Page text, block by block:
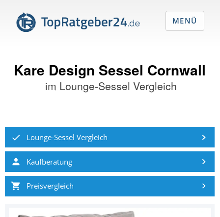
Kare Design Sessel Cornwall
im Lounge-Sessel Vergleich
Lounge-Sessel Vergleich
Kaufberatung
Preisvergleich
MENÜ